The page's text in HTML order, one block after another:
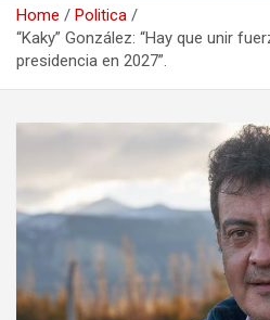
Home
Politica
“Kaky” González: “Hay que unir
presidencia en 2027”.